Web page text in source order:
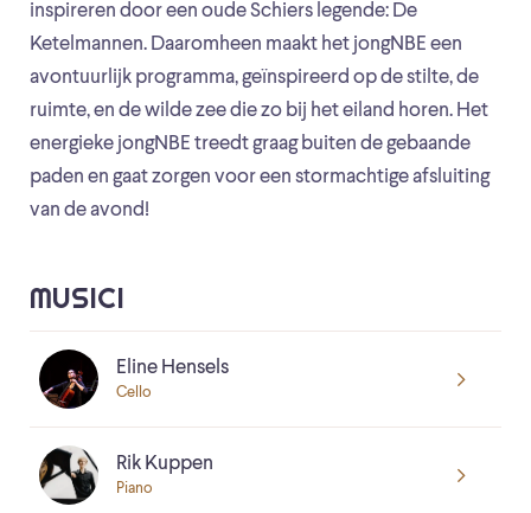
inspireren door een oude Schiers legende: De
Ketelmannen. Daaromheen maakt het jongNBE een
avontuurlijk programma, geïnspireerd op de stilte, de
ruimte, en de wilde zee die zo bij het eiland horen. Het
energieke jongNBE treedt graag buiten de gebaande
paden en gaat zorgen voor een stormachtige afsluiting
van de avond!
MUSICI
Eline Hensels
Cello
Rik Kuppen
Piano